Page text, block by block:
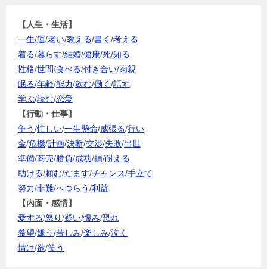
【人生・生活】
一生/運/老い/教える/書く /考える
着る/暮らす/結婚/健康/死/知る
性格/世間/食べる/付き合い/肉親
眠る/年齢/能力/飲む/働く /話す
学ぶ/読む/恋愛
【行動・仕事】
争う/忙しい/一生懸命/威張る/行い
金/危機/計画/決断/交渉/失敗/出世
準備/商売/勝負/成功/損/耐える
助ける/頼む/だます/チャンス/手立て
努力/非難/へつらう/利益
【内面・感情】
愛する/怒り/疑い/恨み/恐れ
希望/嫌う/苦しみ/楽しみ/泣く
情け/欲/笑う